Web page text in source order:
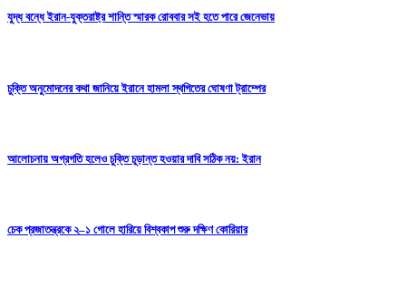
যুদ্ধ বন্ধে ইরান-যুক্তরাষ্ট্র শান্তি স্মারক রোববার সই হতে পারে জেনেভায়
চুক্তি অনুমোদনের কথা জানিয়ে ইরানে হামলা স্থগিতের ঘোষণা ট্রাম্পের
আলোচনায় অগ্রগতি হলেও চুক্তি চূড়ান্ত হওয়ার দাবি সঠিক নয়: ইরান
চেক প্রজাতন্ত্রকে ২–১ গোলে হারিয়ে বিশ্বকাপ শুরু দক্ষিণ কোরিয়ার